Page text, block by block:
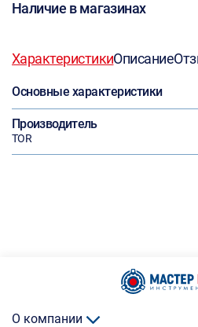
Наличие в магазинах
ХарактеристикиОписание
Основные характеристики
Производитель
TOR
О компании